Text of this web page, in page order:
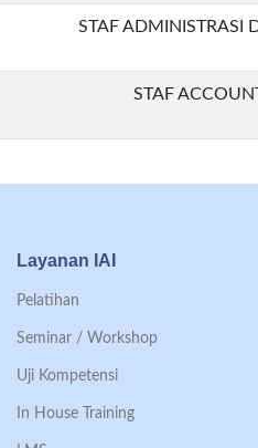
STAF ADMINISTRASI
STAF
Layanan IAI
Pelatihan
Seminar / Workshop
Uji Kompetensi
In House Training